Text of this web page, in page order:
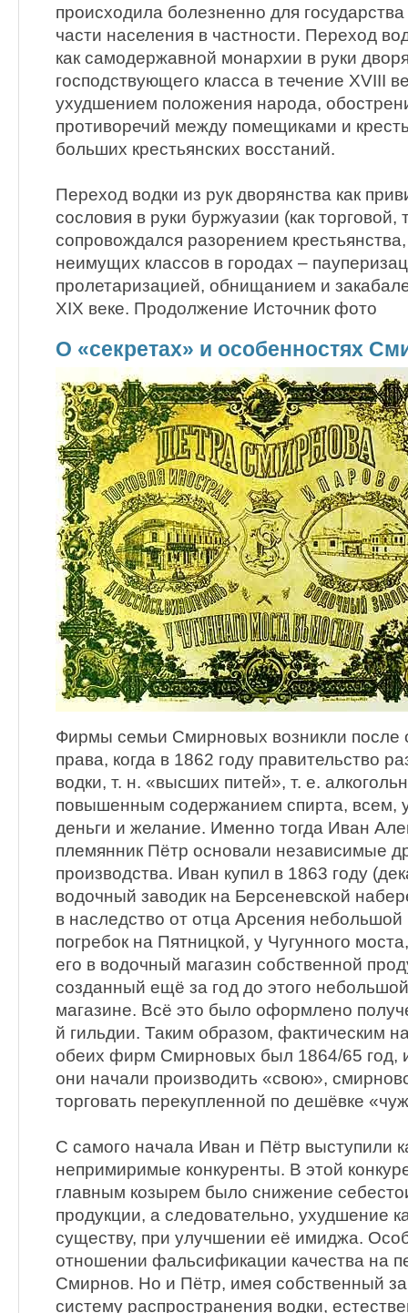
происходила болезненно для
части населения в частности. Переход
как самодержавной монархии в руки
господствующего класса в течение XVIII
ухудшением положения народа,
противоречий между помещиками и
больших крестьянских восстаний.
Переход водки из рук дворянства как
сословия в руки буржуазии (как
сопровождался разорением
неимущих классов в городах –
пролетаризацией, обнищанием и
XIX веке. Продолжение Источник фото
О «секретах» и особенностях
Фирмы семьи Смирновых возникли после
права, когда в 1862 году правительство
водки, т. н. «высших питей», т. е.
повышенным содержанием спирта, всем,
деньги и желание. Именно тогда Иван
племянник Пётр основали независимые
производства. Иван купил в 1863 году
водочный заводик на Берсеневской
в наследство от отца Арсения
погребок на Пятницкой, у Чугунного
его в водочный магазин собственной
созданный ещё за год до этого
магазине. Всё это было оформлено
й гильдии. Таким образом, фактическим
обеих фирм Смирновых был 1864/65 год,
они начали производить «свою»,
торговать перекупленной по дешёвке
С самого начала Иван и Пётр выступили
непримиримые конкуренты. В этой
главным козырем было снижение
продукции, а следовательно, ухудшение
существу, при улучшении её имиджа.
отношении фальсификации качества на
Смирнов. Но и Пётр, имея собственный
систему распространения водки,